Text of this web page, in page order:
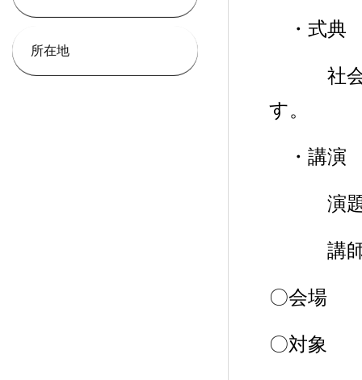
所在地
・式典
社会福
す。
・講演
演題：
講師：
〇会場
〇対象